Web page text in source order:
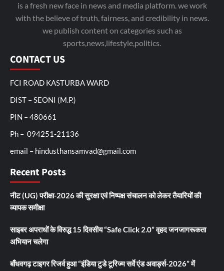
is a fresh new face in news and media platform. we work
with the believe of truth, fairness, and credibility in news.
we publish content on categories such as
sports,news,lifestyle,politics.
CONTACT US
FCI ROAD KASTURBA WARD
DIST – SEONI (M.P.)
PIN – 480661
Ph – 094251-21136
email – hindusthansamvad@gmail.com
Recent Posts
नीट (UG) परीक्षा-2026 की सुरक्षा एवं निष्पक्ष संचालन को लेकर तैयारियों की
व्यापक समीक्षा
साइबर अपराधों के विरुद्ध 15 दिवसीय “Safe Click 2.0” वृहद जनजागरूकता
अभियान चलेगा
बाँधवगढ़ टाइगर रिजर्व हुआ “इंडिया टुडे टूरिज्म सर्वे एंड अवार्ड्स-2026” में